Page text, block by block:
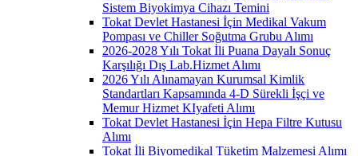
Sistem Biyokimya Cihazı Temini
Tokat Devlet Hastanesi İçin Medikal Vakum
Pompası ve Chiller Soğutma Grubu Alımı
2026-2028 Yılı Tokat İli Puana Dayalı Sonuç
Karşılığı Dış Lab.Hizmet Alımı
2026 Yılı Alınamayan Kurumsal Kimlik
Standartları Kapsamında 4-D Sürekli İşçi ve
Memur Hizmet KIyafeti Alımı
Tokat Devlet Hastanesi İçin Hepa Filtre Kutusu
Alımı
Tokat İli Biyomedikal Tüketim Malzemesi Alımı